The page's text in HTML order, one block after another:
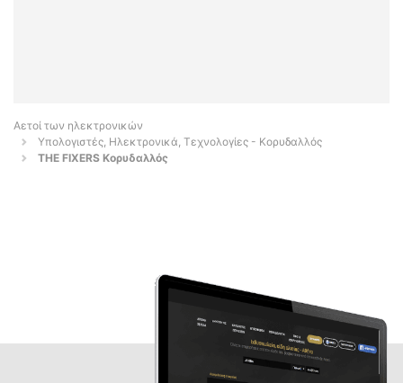
Αετοί των ηλεκτρονικών
Υπολογιστές, Ηλεκτρονικά, Τεχνολογίες - Κορυδαλλός
THE FIXERS Κορυδαλλός